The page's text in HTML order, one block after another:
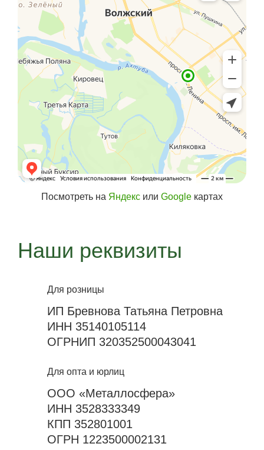
Посмотреть на Яндекс или Google картах
Наши реквизиты
Для розницы
ИП Бревнова Татьяна Петровна
ИНН 35140105114
ОГРНИП 320352500043041
Для опта и юрлиц
ООО «Металлосфера»
ИНН 3528333349
КПП 352801001
ОГРН 1223500002131